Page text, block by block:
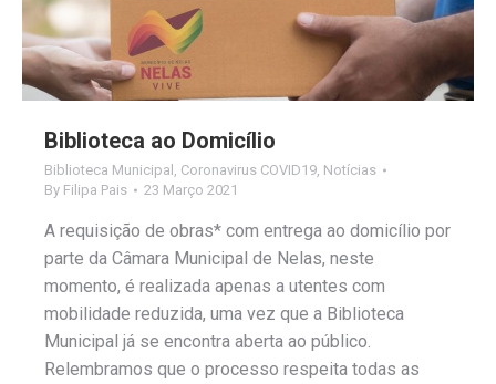
Biblioteca ao Domicílio
Biblioteca Municipal Coronavirus COVID19 Notícias
By Filipa Pais 23 Março 2021
A requisição de obras* com entrega ao domicílio por
parte da Câmara Municipal de Nelas, neste
momento, é realizada apenas a utentes com
mobilidade reduzida, uma vez que a Biblioteca
Municipal já se encontra aberta ao público.
Relembramos que o processo respeita todas as